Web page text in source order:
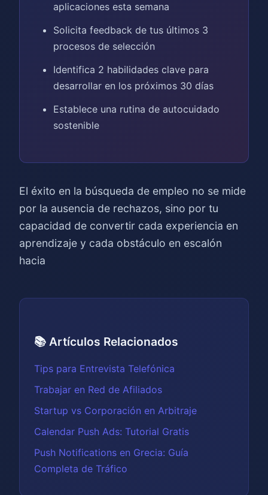
aplicaciones esta semana
Solicita feedback de tus últimos 3
procesos de selección
Identifica 2 habilidades clave para
desarrollar en los próximos 30 días
Establece una rutina de autocuidado
sostenible
El éxito en la búsqueda de empleo no se mide
por la ausencia de rechazos, sino por tu
capacidad de convertir cada experiencia en
aprendizaje y cada obstáculo en escalón
hacia
📚 Artículos Relacionados
Tips para Entrevista Telefónica
Trabajar en Red de Afiliados
Startup vs Corporación en Arbitraje
Calendar Push Ads: Tutorial Gratis
Push Notifications en Grecia: Guía
Completa de Tráfico